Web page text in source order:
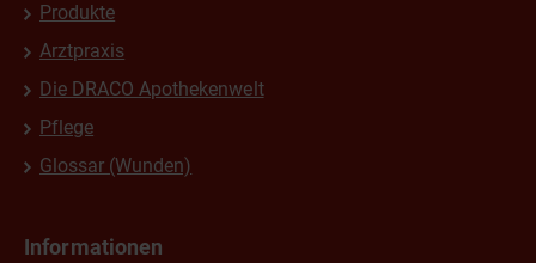
Produkte
Arztpraxis
Die DRACO Apothekenwelt
Pflege
Glossar (Wunden)
Informationen